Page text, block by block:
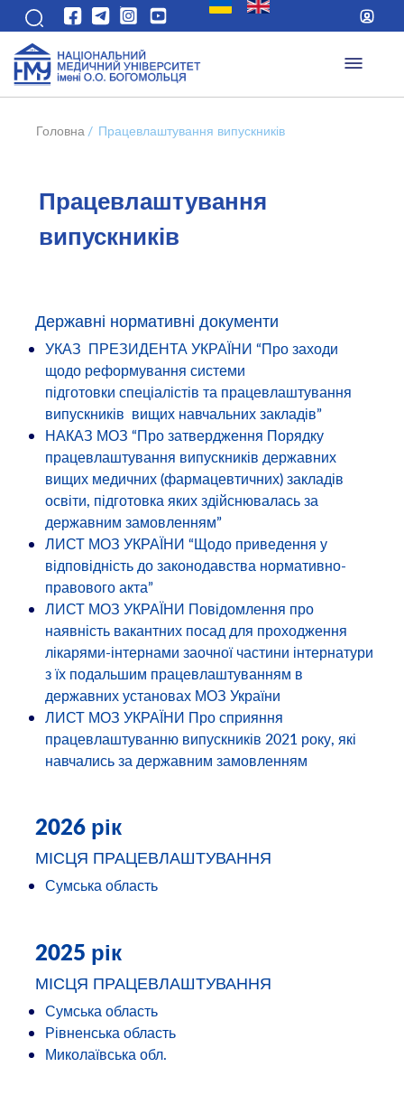
Головна / Працевлаштування випускників
Працевлаштування
випускників
Державні нормативні документи
УКАЗ ПРЕЗИДЕНТА УКРАЇНИ “Про заходи
щодо реформування системи
підготовки спеціалістів та працевлаштування
випускників вищих навчальних закладів”
НАКАЗ МОЗ “Про затвердження Порядку
працевлаштування випускників державних
вищих медичних (фармацевтичних) закладів
освіти, підготовка яких здійснювалась за
державним замовленням”
ЛИСТ МОЗ УКРАЇНИ “Щодо приведення у
відповідність до законодавства нормативно-
правового акта”
ЛИСТ МОЗ УКРАЇНИ Повідомлення про
наявність вакантних посад для проходження
лікарями-інтернами заочної частини інтернатури
з їх подальшим працевлаштуванням в
державних установах МОЗ України
ЛИСТ МОЗ УКРАЇНИ Про сприяння
працевлаштуванню випускників 2021 року, які
навчались за державним замовленням
2026 рік
МІСЦЯ ПРАЦЕВЛАШТУВАННЯ
Сумська область
2025 рік
МІСЦЯ ПРАЦЕВЛАШТУВАННЯ
Сумська область
Рівненська область
Миколаївська обл.